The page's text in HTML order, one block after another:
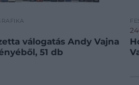
válogatás Andy Vajna
51 db